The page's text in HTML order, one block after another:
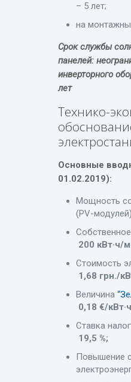
– 5 лет;
на
Срок службы
панелей:
инверторного
лет
Технико-
Основные
01.02.2019):
Мощность
(PV-
200 кВт·ч/
Стоимость
1,68 грн./
Величина
0,18 €/
Ставка
19,5 %;
Повышение